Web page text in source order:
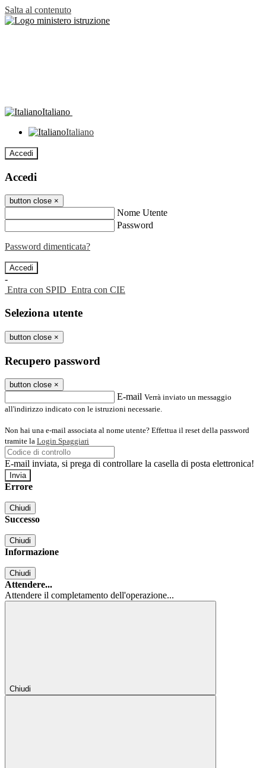
Salta al contenuto
Italiano
Italiano
Accedi
Accedi
button close ×
Nome Utente
Password
Password dimenticata?
-
Entra con SPID Entra con CIE
Seleziona utente
button close ×
Recupero password
button close ×
E-mail Verrà inviato un messaggio
all'indirizzo indicato con le istruzioni necessarie.
Non hai una e-mail associata al nome utente? Effettua il reset della password
tramite la Login Spaggiari
E-mail inviata, si prega di controllare la casella di posta elettronica!
Errore
Chiudi
Successo
Chiudi
Informazione
Chiudi
Attendere...
Attendere il completamento dell'operazione...
Chiudi